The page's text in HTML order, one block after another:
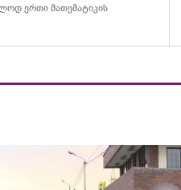
ერთი მათემატიკის